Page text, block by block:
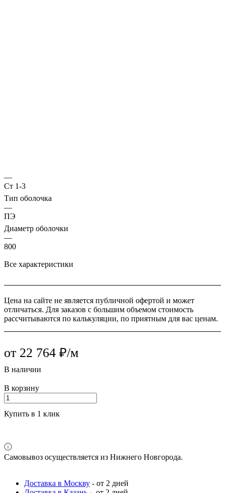
—
Ст 1-3
Тип оболочка
—
ПЭ
Диаметр оболочки
—
800
Все характеристики
Цена на сайте не является публичной офертой и может
отличаться. Для заказов с большим объемом стоимость
рассчитываются по калькуляции, по приятным для вас ценам.
от 22 764 ₽/м
В наличии
В корзину
Купить в 1 клик
Самовывоз осуществляется из Нижнего Новгорода.
Доставка в Москву - от 2 дней